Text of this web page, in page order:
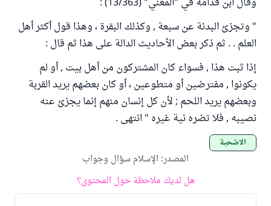
" وتجزئ البدنة عن سبعة , وكذلك البقرة ، وهذا قول أكثر أهل
العلم . . ثم ذكر بعض الأحاديث الدالة على هذا ثم قال :
إذا ثبت هذا , فسواء كان المشتركون من أهل بيت , أو لم
يكونوا , مفترضين أو متطوعين ، أو كان بعضهم يريد القربة
وبعضهم يريد اللحم ; لأن كل إنسان منهم إنما يجزئ عنه
نصيبه , فلا تضره نية غيره " انتهى .
الأضحية
المصدر: الإسلام سؤال وجواب
هل لديك ملاحظة حول المحتوى؟